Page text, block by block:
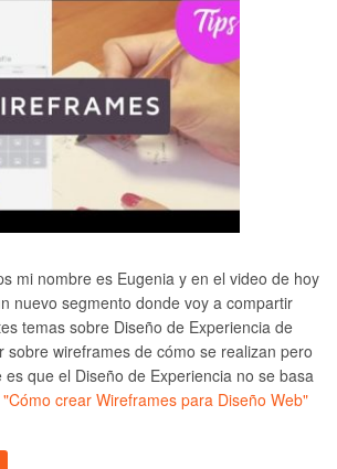
mi nombre es Eugenia y en el video de hoy
nuevo segmento donde voy a compartir
temas sobre Diseño de Experiencia de
sobre wireframes de cómo se realizan pero
que el Diseño de Experiencia no se basa
"Cómo crear Wireframes para Diseño Web"